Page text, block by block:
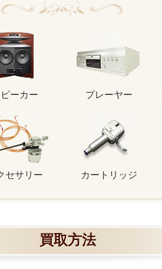
ーカー プレーヤー
セサリー カートリッジ
買取方法